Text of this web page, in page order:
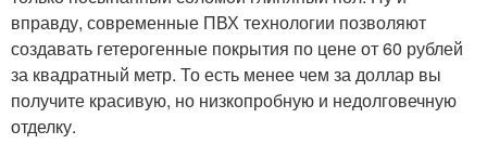
вправду, современные ПВХ технологии позволяют
создавать гетерогенные покрытия по цене от 60 рублей
за квадратный метр. То есть менее чем за доллар вы
получите красивую, но низкопробную и недолговечную
отделку.